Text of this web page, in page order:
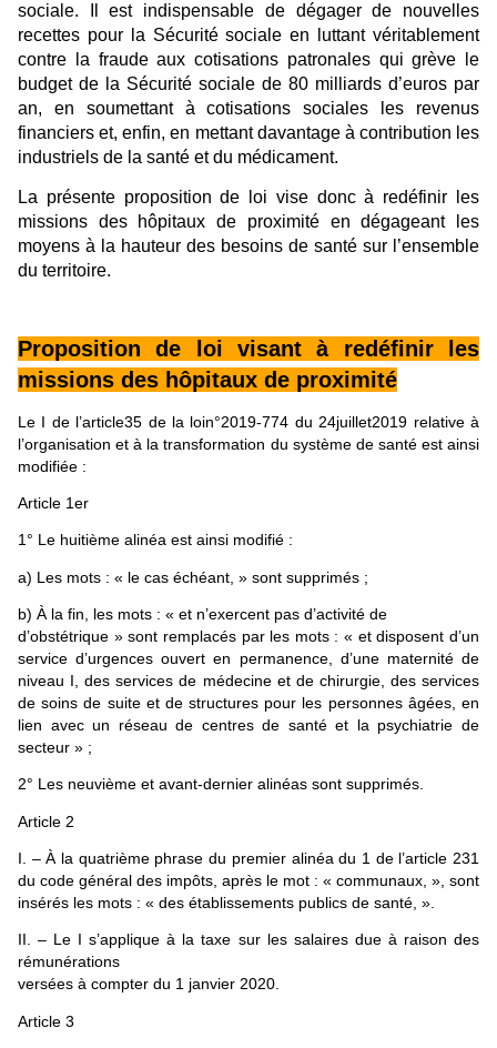
sociale. Il est indispensable de dégager de nouvelles
recettes pour la Sécurité sociale en luttant véritablement
contre la fraude aux cotisations patronales qui grève le
budget de la Sécurité sociale de 80 milliards d’euros par
an, en soumettant à cotisations sociales les revenus
financiers et, enfin, en mettant davantage à contribution les
industriels de la santé et du médicament.
La présente proposition de loi vise donc à redéfinir les
missions des hôpitaux de proximité en dégageant les
moyens à la hauteur des besoins de santé sur l’ensemble
du territoire.
Proposition de loi visant à redéfinir les
missions des hôpitaux de proximité
Le I de l’article35 de la loin°2019-774 du 24juillet2019 relative à
l’organisation et à la transformation du système de santé est ainsi
modifiée :
Article 1er
1° Le huitième alinéa est ainsi modifié :
a) Les mots : « le cas échéant, » sont supprimés ;
b) À la fin, les mots : « et n’exercent pas d’activité de
d’obstétrique » sont remplacés par les mots : « et disposent d’un
service d’urgences ouvert en permanence, d’une maternité de
niveau I, des services de médecine et de chirurgie, des services
de soins de suite et de structures pour les personnes âgées, en
lien avec un réseau de centres de santé et la psychiatrie de
secteur » ;
2° Les neuvième et avant-dernier alinéas sont supprimés.
Article 2
I. – À la quatrième phrase du premier alinéa du 1 de l’article 231
du code général des impôts, après le mot : « communaux, », sont
insérés les mots : « des établissements publics de santé, ».
II. – Le I s’applique à la taxe sur les salaires due à raison des
rémunérations
versées à compter du 1 janvier 2020.
Article 3